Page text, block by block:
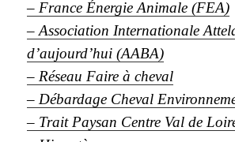
– France Énergie Animale (FEA)
– Association Internationale
d’aujourd’hui (AABA)
– Réseau Faire à cheval
– Débardage Cheval
– Trait Paysan Centre Val de